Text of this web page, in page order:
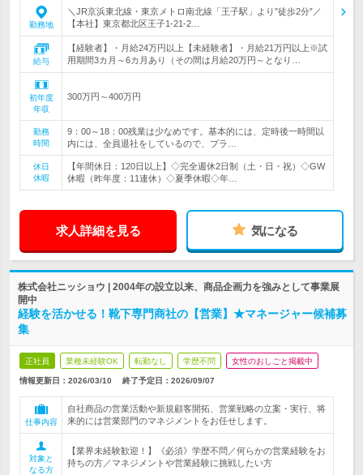
勤務地
＼JR京浜東北線・東京メトロ南北線「王子駅」より”徒歩2分”／
【本社】東京都北区王子1-21-2…
給与
【経験者】・月給24万円以上【未経験者】・月給21万円以上※試
用期間3カ月～6カ月あり（その間は月給20万円～となり…
初年度
年収
300万円～400万円
勤務
時間
9：00～18：00残業は少なめです。基本的には、定時後一時間以
内には、全員退社をしているので、プラ…
休日
休暇
【年間休日：120日以上】◇完全週休2日制（土・日・祝）◇GW
休暇（昨年度：11連休）◇夏季休暇◇年…
求人詳細を見る 気になる
株式会社ニッショウ | 2004年の設立以来、商品企画力を強みとして事業展
開中
経験を活かせる！靴下専門商社の【営業】★マネージャー候補募
集
正社員 業種未経験OK 転勤なし 学歴不問 女性のおしごと掲載中
情報更新日：2026/03/10 終了予定日： 2026/09/07
仕事内容
自社商品の営業活動や新規顧客開拓、営業戦略の立案・実行、将
来的には営業部門のマネジメントをお任せします。
対象と
なる方
【業界未経験歓迎！】《必須》学歴不問／何らかの営業経験をお
持ちの方／マネジメントや営業経験に挑戦したい方